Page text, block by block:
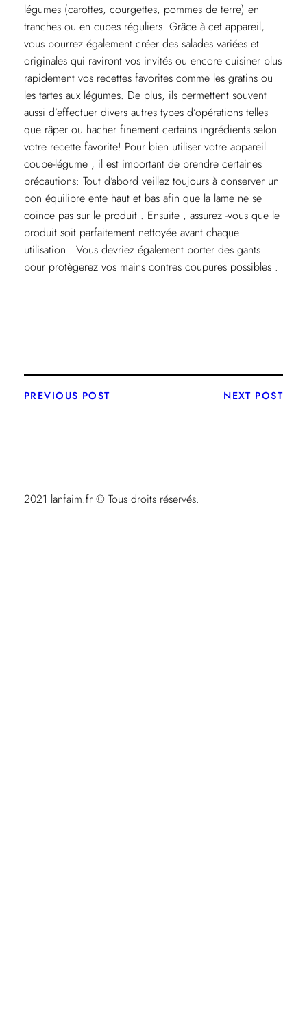
légumes (carottes, courgettes, pommes de terre) en
tranches ou en cubes réguliers. Grâce à cet appareil,
vous pourrez également créer des salades variées et
originales qui raviront vos invités ou encore cuisiner plus
rapidement vos recettes favorites comme les gratins ou
les tartes aux légumes. De plus, ils permettent souvent
aussi d’effectuer divers autres types d’opérations telles
que râper ou hacher finement certains ingrédients selon
votre recette favorite! Pour bien utiliser votre appareil
coupe-légume , il est important de prendre certaines
précautions: Tout d’abord veillez toujours à conserver un
bon équilibre ente haut et bas afin que la lame ne se
coince pas sur le produit . Ensuite , assurez -vous que le
produit soit parfaitement nettoyée avant chaque
utilisation . Vous devriez également porter des gants
pour protègerez vos mains contres coupures possibles .
PREVIOUS POST NEXT POST
2021 lanfaim.fr © Tous droits réservés.